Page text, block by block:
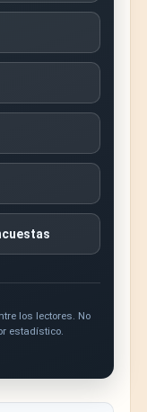
los lectores. No
estadístico.